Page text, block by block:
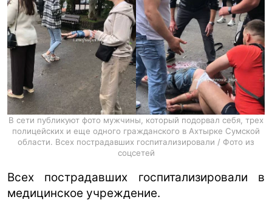
В сети публикуют фото мужчины, который подорвал себя, трех
полицейских и еще одного гражданского в Ахтырке Сумской
области. Всех пострадавших госпитализировали / Фото из
соцсетей
Всех пострадавших госпитализировали в
медицинское учреждение.